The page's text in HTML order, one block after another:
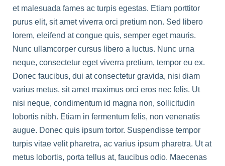
et malesuada fames ac turpis egestas. Etiam porttitor
purus elit, sit amet viverra orci pretium non. Sed libero
lorem, eleifend at congue quis, semper eget mauris.
Nunc ullamcorper cursus libero a luctus. Nunc urna
neque, consectetur eget viverra pretium, tempor eu ex.
Donec faucibus, dui at consectetur gravida, nisi diam
varius metus, sit amet maximus orci eros nec felis. Ut
nisi neque, condimentum id magna non, sollicitudin
lobortis nibh. Etiam in fermentum felis, non venenatis
augue. Donec quis ipsum tortor. Suspendisse tempor
turpis vitae velit pharetra, ac varius ipsum pharetra. Ut at
metus lobortis, porta tellus at, faucibus odio. Maecenas